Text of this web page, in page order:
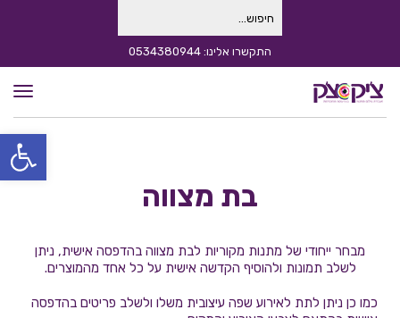
פתח
עבור: התקשרו אלינו: 0534380944
בת מצווה
מבחר ייחודי של מתנות מקוריות לבת מצווה בהדפסה אישית, ניתן
לשלב תמונות ולהוסיף הקדשה אישית על כל אחד מהמוצרים.
כמו כן ניתן לתת לאירוע שפה עיצובית משלו ולשלב פריטים בהדפסה